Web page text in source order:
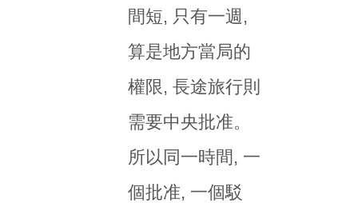
間短, 只有一週,
算是地方當局的
權限, 長途旅行則
需要中央批准。
所以同一時間, 一
個批准, 一個駁